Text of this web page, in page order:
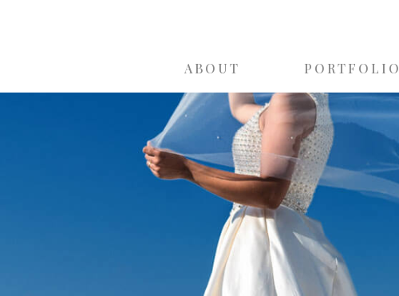
ABOUT PORTFOLIO